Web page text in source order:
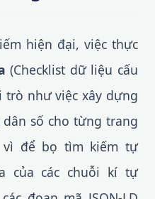
hiện đại, việc thực
(Checklist dữ liệu cấu
trò như việc xây dựng
số cho từng trang
vì để bọ tìm kiếm tự
của các chuỗi kí tự